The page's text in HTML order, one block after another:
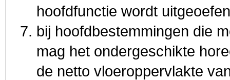
hoofdfunctie wordt
bij hoofdbestemmingen die
mag het ondergeschikte
de netto vloeroppervlakte